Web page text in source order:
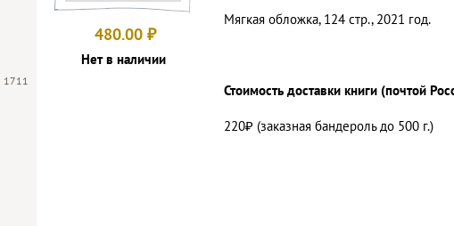
1711
480.00 ₽
Нет в наличии
Мягкая обложка, 124 стр., 2021 год.
Стоимость доставки книги (почтой
220₽ (заказная бандероль до 500 г.)